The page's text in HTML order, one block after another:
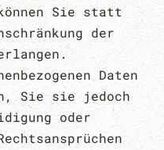
Sie statt
der
Daten
Sie sie jedoch
oder